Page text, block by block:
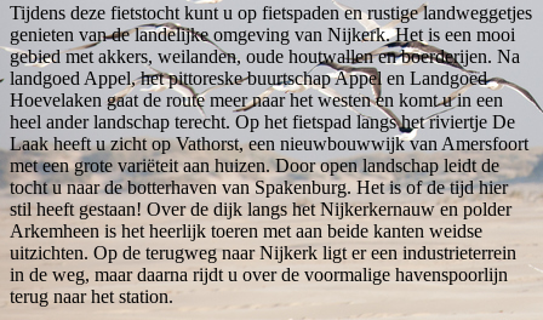
Tijdens deze fietstocht kunt u op fietspaden en rustige landweggetjes
genieten van de landelijke omgeving van Nijkerk. Het is een mooi
gebied met akkers, weilanden, oude houtwallen en boerderijen. Na
landgoed Appel, het pittoreske buurtschap Appel en Landgoed
Hoevelaken gaat de route meer naar het westen en komt u in een
heel ander landschap terecht. Op het fietspad langs het riviertje De
Laak heeft u zicht op Vathorst, een nieuwbouwwijk van Amersfoort
met een grote variëteit aan huizen. Door open landschap leidt de
tocht u naar de botterhaven van Spakenburg. Het is of de tijd hier
stil heeft gestaan! Over de dijk langs het Nijkerkernauw en polder
Arkemheen is het heerlijk toeren met aan beide kanten weidse
uitzichten. Op de terugweg naar Nijkerk ligt er een industrieterrein
in de weg, maar daarna rijdt u over de voormalige havenspoorlijn
terug naar het station.